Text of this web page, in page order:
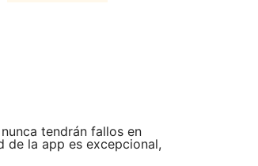
tendrán fallos en
de la app es excepcional,